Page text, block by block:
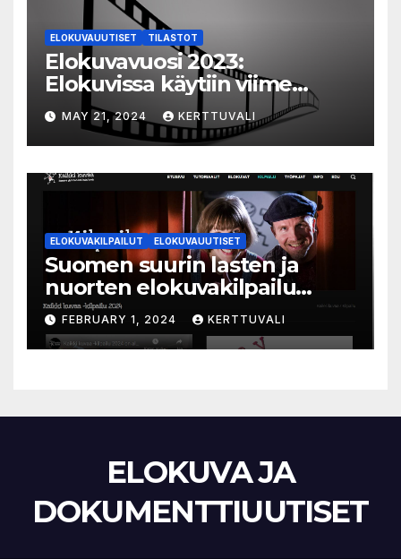
ELOKUVAUUTISET TILASTOT
Elokuvavuosi 2023:
Elokuvissa käytiin viime
vuonna 7,2 miljoonaa kertaa
ympäri Suomen
MAY 21, 2024 KERTTUVALI
ELOKUVAKILPAILUT ELOKUVAUUTISET
Suomen suurin lasten ja
nuorten elokuvakilpailu
alkaa – suojelijana Aki
Kaurismäki
FEBRUARY 1, 2024 KERTTUVALI
ELOKUVA JA
DOKUMENTTIUUTISET